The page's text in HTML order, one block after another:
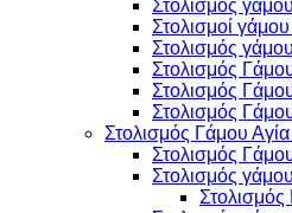
Στολισμός
Στολισμοί
Στολισμός
Στολισμός
Στολισμός
Στολισμός
Στολισμός Γάμου
Στολισμός
Στολισμός
Στολισμός